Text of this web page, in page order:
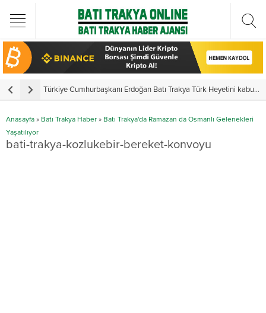
Türkiye Cumhurbaşkanı Erdoğan Batı Trakya Türk Heyetini kabul etti
Anasayfa » Batı Trakya Haber » Batı Trakya'da Ramazan da Osmanlı Gelenekleri
Yaşatılıyor
bati-trakya-kozlukebir-bereket-konvoyu